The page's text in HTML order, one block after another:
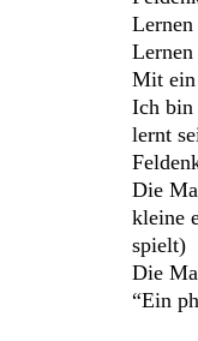
Mit ein
Ich bin
lernt
Die
kleine
spielt)
Die
“Ein